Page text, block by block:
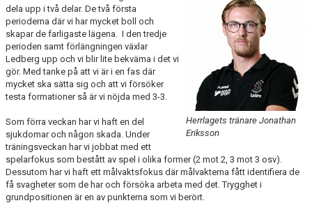
LET´S BE PROUD
POLICYS
NYHETER
FÖRMÅNER
KALENDER UNGDOM
MATCHER DAM
MATCHER HERR
Herrlagets tränare Jonathan
Eriksson
dela upp i två delar. De två första
perioderna där vi har mycket boll och
skapar de farligaste lägena. I den tredje
perioden samt förlängningen växlar
Ledberg upp och vi blir lite bekväma i det vi
gör. Med tanke på att vi är i en fas där
mycket ska sätta sig och att vi försöker
testa formationer så är vi nöjda med 3-3.
Som förra veckan har vi haft en del
sjukdomar och någon skada. Under
träningsveckan har vi jobbat med ett
spelarfokus som bestått av spel i olika former (2 mot 2, 3 mot 3 osv).
Dessutom har vi haft ett målvaktsfokus där målvakterna fått identifiera de
få svagheter som de har och försöka arbeta med det. Trygghet i
grundpositionen är en av punkterna som vi berört.